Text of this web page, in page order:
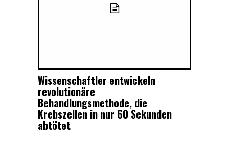
Wissenschaftler entwickeln
revolutionäre
Behandlungsmethode, die
Krebszellen in nur 60 Sekunden
abtötet